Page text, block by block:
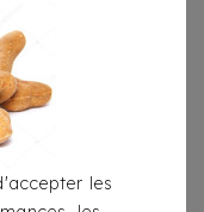
Rose
les